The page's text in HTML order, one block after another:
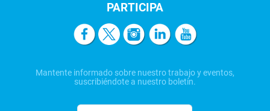
PARTICIPA
Mantente informado sobre nuestro trabajo y eventos,
suscribiéndote a nuestro boletín.